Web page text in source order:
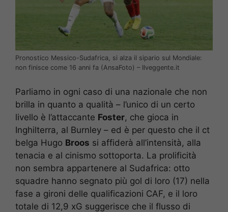
Pronostico Messico-Sudafrica, si alza il sipario sul Mondiale:
non finisce come 16 anni fa (AnsaFoto) – Ilveggente.it
Parliamo in ogni caso di una nazionale che non
brilla in quanto a qualità – l’unico di un certo
livello è l’attaccante Foster, che gioca in
Inghilterra, al Burnley – ed è per questo che il ct
belga Hugo Broos si affiderà all’intensità, alla
tenacia e al cinismo sottoporta. La prolificità
non sembra appartenere al Sudafrica: otto
squadre hanno segnato più gol di loro (17) nella
fase a gironi delle qualificazioni CAF, e il loro
totale di 12,9 xG suggerisce che il flusso di